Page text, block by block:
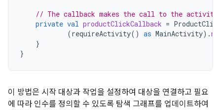
// The callback makes the call to the
private val productClickCallback =
(requireActivity() as MainActivity).
}
}
이 방법은 시작 대상과 작업을 설정하여 대상을 연결하고 필요
에 따라 인수를 정의할 수 있도록 탐색 그래프를 업데이트하여